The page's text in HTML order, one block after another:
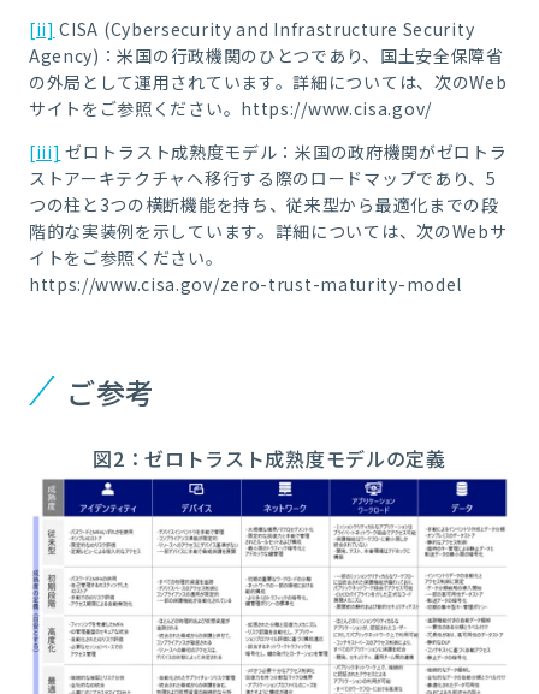
[ii] CISA (Cybersecurity and Infrastructure Security
Agency)：米国の行政機関のひとつであり、国土安全保障省
の外局として運用されています。詳細については、次のWeb
サイトをご参照ください。https://www.cisa.gov/
[iii] ゼロトラスト成熟度モデル：米国の政府機関がゼロトラ
ストアーキテクチャへ移行する際のロードマップであり、5
つの柱と3つの横断機能を持ち、従来型から最適化までの段
階的な実装例を示しています。詳細については、次のWebサ
イトをご参照ください。
https://www.cisa.gov/zero-trust-maturity-model
ご参考
図2：ゼロトラスト成熟度モデルの定義